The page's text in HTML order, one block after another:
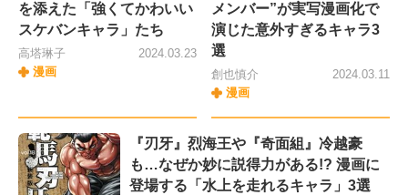
を添えた「強くてかわいい
スケバンキャラ」たち
高塔琳子
漫画
2024.03.23
メンバー”が実写漫画化で
演じた意外すぎるキャラ3
選
創也慎介
漫画
2024.03.11
『刃牙』烈海王や『奇面組』冷越豪
も…なぜか妙に説得力がある!? 漫画に
登場する「水上を走れるキャラ」3選